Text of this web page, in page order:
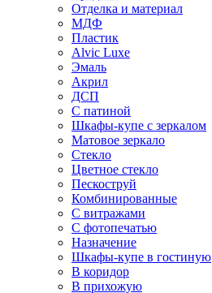
Отделка и материал
МДФ
Пластик
Alvic Luxe
Эмаль
Акрил
ДСП
С патиной
Шкафы-купе с зеркалом
Матовое зеркало
Стекло
Цветное стекло
Пескоструй
Комбинированные
С витражами
С фотопечатью
Назначение
Шкафы-купе в гостиную
В коридор
В прихожую